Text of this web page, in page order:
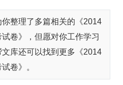
整理了多篇相关的《2014
卷》，但愿对你工作学习
库还可以找到更多《2014
卷》。